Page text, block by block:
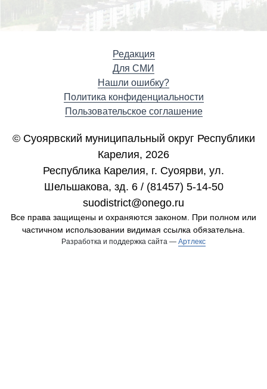
Редакция
Для СМИ
Нашли ошибку?
Политика конфиденциальности
Пользовательское соглашение
© Суоярвский муниципальный округ Республики
Карелия, 2026
Республика Карелия, г. Cуоярви, ул.
Шельшакова, зд. 6 / (81457) 5-14-50
suodistrict@onego.ru
Все права защищены и охраняются законом. При полном или
частичном использовании видимая ссылка обязательна.
Разработка и поддержка сайта — Артлекс